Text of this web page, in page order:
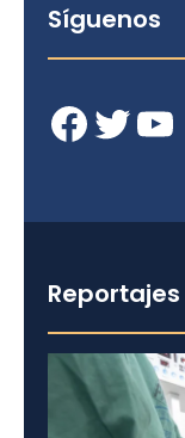
Síguenos
Facebook Twitter YouTube
Reportajes